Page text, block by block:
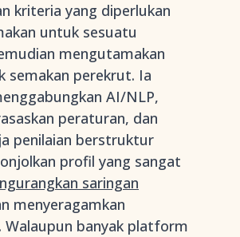
kriteria yang diperlukan
untuk sesuatu
mengutamakan
semakan perekrut. Ia
AI/NLP,
peraturan, dan
penilaian berstruktur
profil yang sangat
saringan
menyeragamkan
Walaupun banyak platform